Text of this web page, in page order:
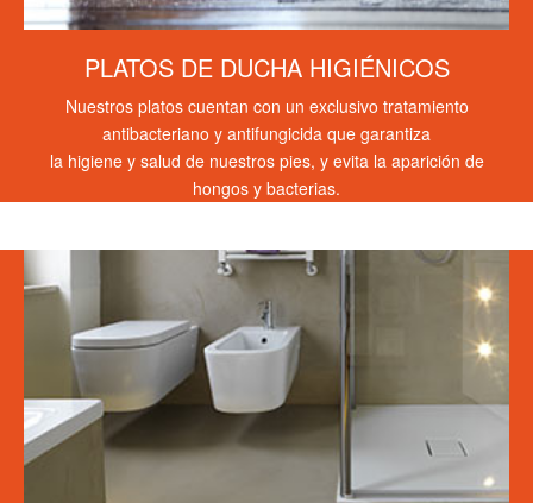
PLATOS DE DUCHA HIGIÉNICOS
Nuestros platos cuentan con un exclusivo tratamiento
antibacteriano y antifungicida que garantiza
la higiene y salud de nuestros pies, y evita la aparición de
hongos y bacterias.